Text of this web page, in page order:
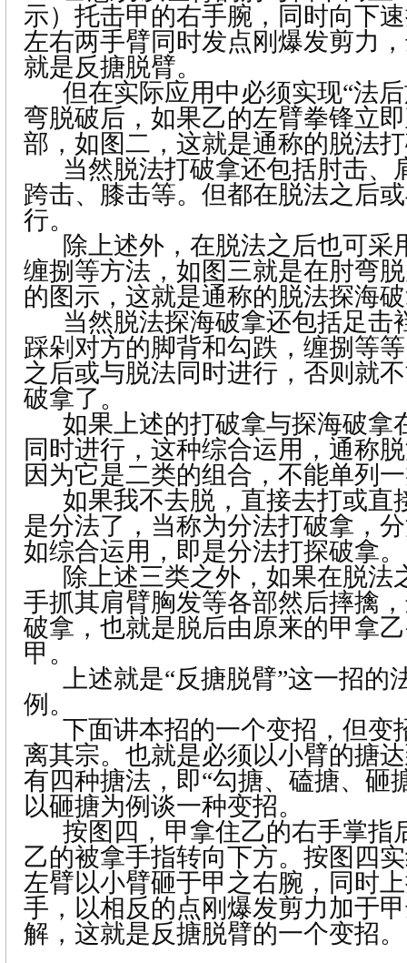
示）托击甲的右手腕，同时向下
左右两手臂同时发点刚爆发剪力
就是反搪脱臂。
但在实际应用中必须实现“法
弯脱破后，如果乙的左臂拳锋立
部，如图二，这就是通称的脱法
当然脱法打破拿还包括肘击、
跨击、膝击等。但都在脱法之后
行。
除上述外，在脱法之后也可采
缠捌等方法，如图三就是在肘弯
的图示，这就是通称的脱法探海
当然脱法探海破拿还包括足击
踩剁对方的脚背和勾跌，缠捌等
之后或与脱法同时进行，否则就
破拿了。
如果上述的打破拿与探海破拿
同时进行，这种综合运用，通称
因为它是二类的组合，不能单列
如果我不去脱，直接去打或直
是分法了，当称为分法打破拿，
如综合运用，即是分法打探破拿。
除上述三类之外，如果在脱法
手抓其肩臂胸发等各部然后摔擒
破拿，也就是脱后由原来的甲拿
甲。
上述就是“反搪脱臂”这一招的
例。
下面讲本招的一个变招，但变
离其宗。也就是必须以小臂的搪
有四种搪法，即“勾搪、磕搪、砸
以砸搪为例谈一种变招。
按图四，甲拿住乙的右手掌指
乙的被拿手指转向下方。按图四
左臂以小臂砸于甲之右腕，同时
手，以相反的点刚爆发剪力加于
解，这就是反搪脱臂的一个变招。